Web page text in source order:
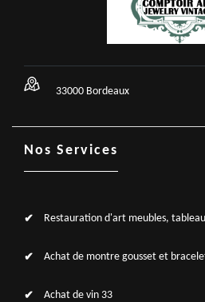
33000 Bordeaux
Nos Services
Restauration d'art meubles,
Achat de montre gousset et
Achat de vin 33